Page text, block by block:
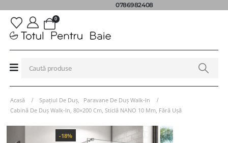
0786982408
0
Acasă Spațiul De Duș
Paravane De Duș Walk-In
Cabină De Duș Walk-In, 80×200 Cm, Sticlă NANO 10 Mm, Fără Ușă
-18%